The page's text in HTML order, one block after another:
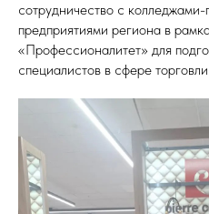
сотрудничество с
предприятиями региона в
«Профессионалитет» для
специалистов в сфере